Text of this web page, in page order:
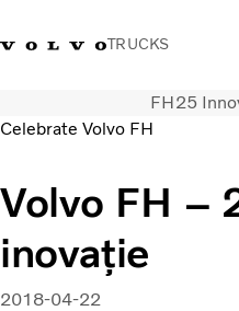
TRUCKS
Merchandise
Soluții de transport
Camioane
Servicii
Dealer locator
News
FH25
Celebrate Volvo FH
Volvo FH –
inovație
2018-04-22